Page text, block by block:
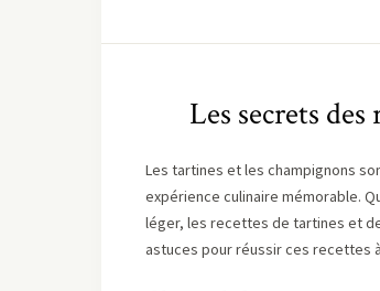
Les secrets
Les tartines et les champignons
expérience culinaire mémorable.
léger, les recettes de tartines et
astuces pour réussir ces recettes